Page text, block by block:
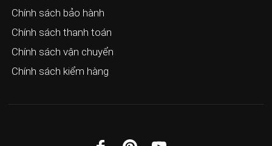
Chính sách bảo hành
Chính sách thanh toán
Chính sách vận chuyển
Chính sách kiểm hàng